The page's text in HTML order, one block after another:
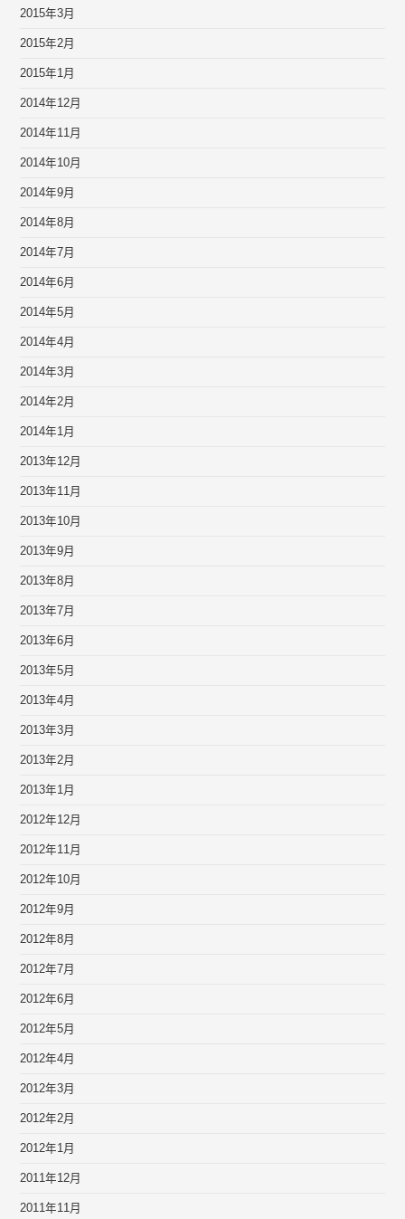
2015年3月
2015年2月
2015年1月
2014年12月
2014年11月
2014年10月
2014年9月
2014年8月
2014年7月
2014年6月
2014年5月
2014年4月
2014年3月
2014年2月
2014年1月
2013年12月
2013年11月
2013年10月
2013年9月
2013年8月
2013年7月
2013年6月
2013年5月
2013年4月
2013年3月
2013年2月
2013年1月
2012年12月
2012年11月
2012年10月
2012年9月
2012年8月
2012年7月
2012年6月
2012年5月
2012年4月
2012年3月
2012年2月
2012年1月
2011年12月
2011年11月